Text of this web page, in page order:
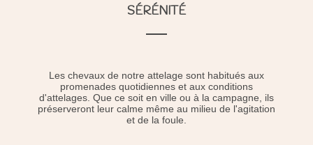
SÉRÉNITÉ
Les chevaux de notre attelage sont habitués aux
promenades quotidiennes et aux conditions
d'attelages. Que ce soit en ville ou à la campagne, ils
préserveront leur calme même au milieu de l'agitation
et de la foule.